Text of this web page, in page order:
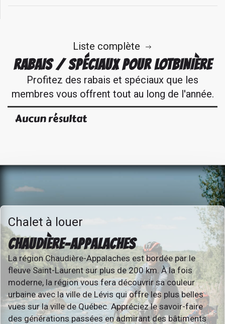
Liste complète
RABAIS / SPÉCIAUX POUR LOTBINIÈRE
Profitez des rabais et spéciaux que les
membres vous offrent tout au long de l'année.
Aucun résultat
Chalet à louer
CHAUDIÈRE-APPALACHES
La région Chaudière-Appalaches est bordée par le
fleuve Saint-Laurent sur plus de 200 km. À la fois
moderne, la région vous fera découvrir sa couleur
urbaine avec la ville de Lévis qui offre les plus belles
vues sur la ville de Québec. Appréciez le savoir-faire
des générations passées en admirant des bâtiments